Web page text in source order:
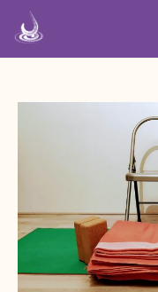
Aller
au
contenu